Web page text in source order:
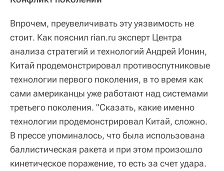
Впрочем, преувеличивать эту уязвимость не
стоит. Как пояснил rian.ru эксперт Центра
анализа стратегий и технологий Андрей Ионин,
Китай продемонстрировал противоспутниковые
технологии первого поколения, в то время как
сами американцы уже работают над системами
третьего поколения. "Сказать, какие именно
технологии продемонстрировал Китай, сложно.
В прессе упоминалось, что была использована
баллистическая ракета и при этом произошло
кинетическое поражение, то есть за счет удара.